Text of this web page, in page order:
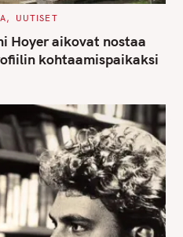
UUTISET
Hoyer aikovat nostaa
kohtaamispaikaksi